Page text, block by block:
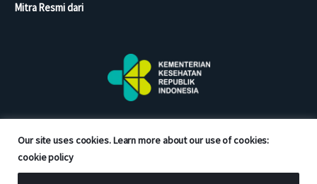
Our site uses cookies. Learn more about our use of cookies:
cookie policy
Mitra Resmi dari